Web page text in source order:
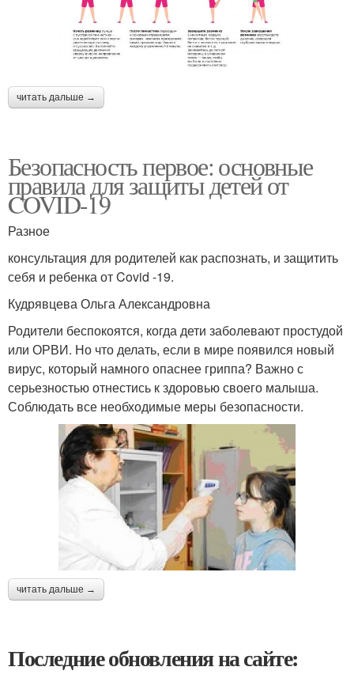
читать дальше →
Безопасность первое: основные
правила для защиты детей от
COVID-19
Разное
консультация для родителей как распознать, и защитить
себя и ребенка от Covid -19.
Кудрявцева Ольга Александровна
Родители беспокоятся, когда дети заболевают простудой
или ОРВИ. Но что делать, если в мире появился новый
вирус, который намного опаснее гриппа? Важно с
серьезностью отнестись к здоровью своего малыша.
Соблюдать все необходимые меры безопасности.
читать дальше →
Последние обновления на сайте: